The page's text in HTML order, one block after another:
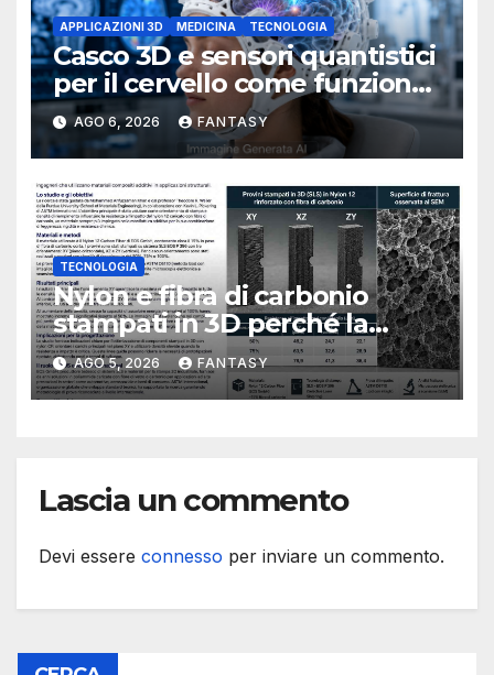
APPLICAZIONI 3D MEDICINA TECNOLOGIA
Casco 3D e sensori quantistici
per il cervello come funziona
l’OPM-MEG
AGO 6, 2026 FANTASY
TECNOLOGIA
Nylon e fibra di carbonio
stampati in 3D perché la
resistenza agli urti dipende
dal processo
AGO 5, 2026 FANTASY
Lascia un commento
Devi essere connesso per inviare un commento.